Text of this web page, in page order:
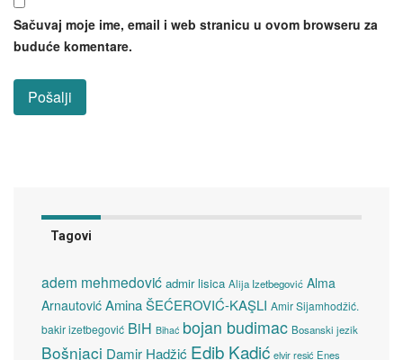
Sačuvaj moje ime, email i web stranicu u ovom browseru za
buduće komentare.
Tagovi
adem mehmedović admir lisica Alija Izetbegović Alma
Arnautović Amina ŠEĆEROVIĆ-KAŞLI Amir Sijamhodžić.
bakir izetbegović BiH Bihać bojan budimac Bosanski jezik
Bošnjaci Damir Hadžić Edib Kadić elvir resić Enes